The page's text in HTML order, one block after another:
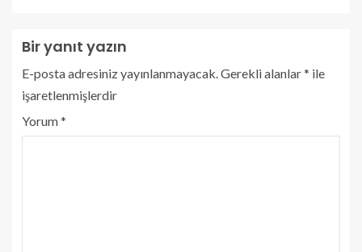
Bir yanıt yazın
E-posta adresiniz yayınlanmayacak. Gerekli alanlar* ile
işaretlenmişlerdir
Yorum*